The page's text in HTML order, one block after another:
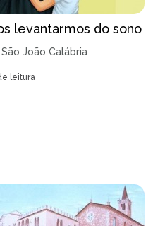
levantarmos do sono
João Calábria
leitura